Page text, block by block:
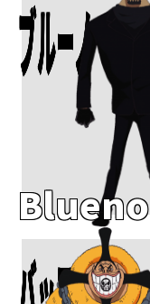
ブルーノ
Blueno
Add To Cart